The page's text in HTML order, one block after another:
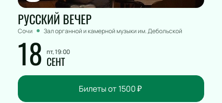
РУССКИЙ ВЕЧЕР
Сочи Зал органной и камерной музыки им. Дебольской
18 пт, 19:00
СЕНТ
Билеты от 1500₽